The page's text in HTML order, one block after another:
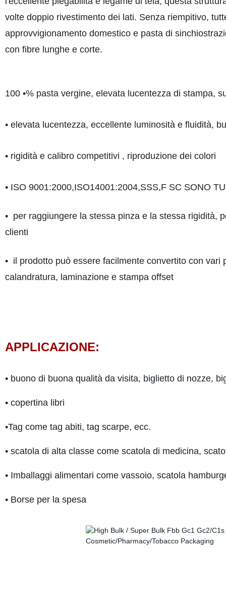
volte doppio rivestimento dei lati. Senza riempitivo,
approvvigionamento domestico e pasta di
con fibre lunghe e corte.
100 •% pasta vergine, elevata lucentezza di stampa,
• elevata lucentezza, eccellente luminosità e fluidità,
• rigidità e calibro competitivi , riproduzione dei colori
• ISO 9001:2000,ISO14001:2004,SSS,F SC SONO
• per raggiungere la stessa pinza e la stessa rigidità,
clienti
• il prodotto può essere facilmente convertito con
calandratura, laminazione e stampa offset
APPLICAZIONE:
• buono di buona qualità da visita, biglietto di nozze,
• copertina libri
•Tag come tag abiti, tag scarpe, ecc.
• scatola di alta classe come scatola di medicina,
• Imballaggi alimentari come vassoio, scatola
• Borse per la spesa